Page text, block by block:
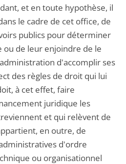
et en toute hypothèse, il
le cadre de cet office, de
publics pour déterminer
de leur enjoindre de le
d'accomplir ses
des règles de droit qui lui
à cet effet, faire
juridique les
et qui relèvent de
en outre, de
d'ordre
ou organisationnel